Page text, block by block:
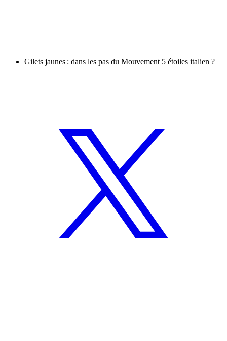
Gilets jaunes : dans les pas du Mouvement 5 étoiles italien ?